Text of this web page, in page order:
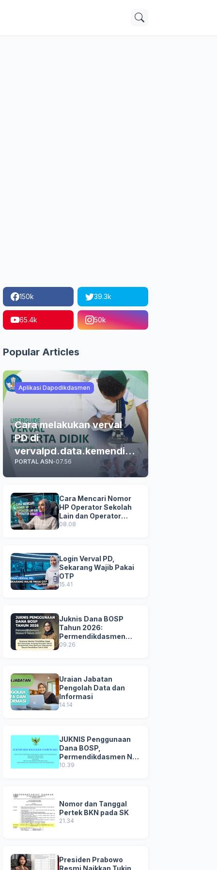
150k 39.3k
65.4k 50k
Popular Articles
Aplikasi Dapodikdasmen
Cara melakukan verval
PD di
vervalpd.data.kemendikd
asmen.go.id
PORTAL ASN-07.56
Cara Mencari Nomor
HP Operator Sekolah
Lain dan Operator
Dinas di SDM Data
08.08
Login Verval PD,
Sekarang Wajib Pakai
OTP
15.41
Juknis Dana BOSP
Tahun 2026:
Permendikdasmen
Nomor 8 Tahun 2026
09.26
Uraian Jabatan
Pengolah Data dan
Informasi
14.14
JUKNIS Penggunaan
Dana BOSP,
Permendikdasmen No
8 Tahun 2025
10.39
Nomor dan Tanggal
Pertek BKN pada SK
21.34
Presiden Prabowo
Resmi Naikkan Tukin